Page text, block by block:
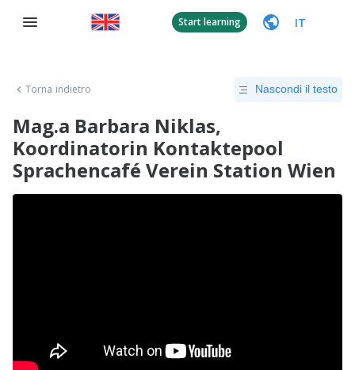
Start learning IT
Torna indietro Nascondi il testo
Mag.a Barbara Niklas,
Koordinatorin Kontaktepool
Sprachencafé Verein Station Wien